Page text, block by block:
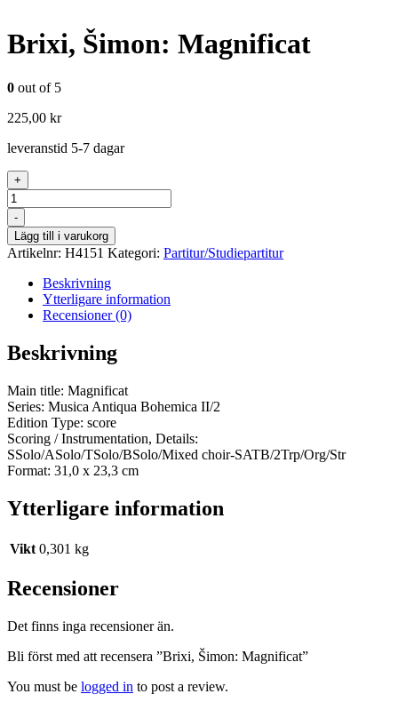
Brixi, Šimon: Magnificat
0 out of 5
225,00 kr
leveranstid 5-7 dagar
+
Antal
-
Lägg till i varukorg
Artikelnr: H4151 Kategori: Partitur/Studiepartitur
Beskrivning
Ytterligare information
Recensioner (0)
Beskrivning
Main title: Magnificat
Series: Musica Antiqua Bohemica II/2
Edition Type: score
Scoring / Instrumentation, Details:
SSolo/ASolo/TSolo/BSolo/Mixed choir-SATB/2Trp/Org/Str
Format: 31,0 x 23,3 cm
Ytterligare information
Vikt 0,301 kg
Recensioner
Det finns inga recensioner än.
Bli först med att recensera ”Brixi, Šimon: Magnificat”
You must be logged in to post a review.